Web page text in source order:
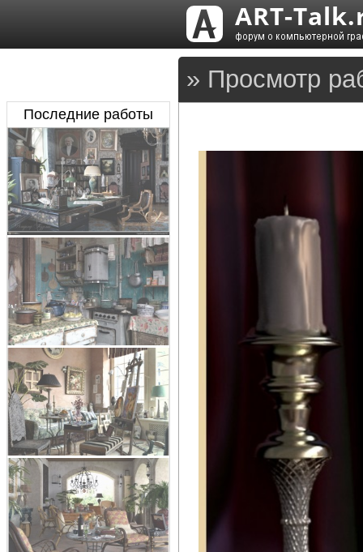
» Просмотр
Последние работы